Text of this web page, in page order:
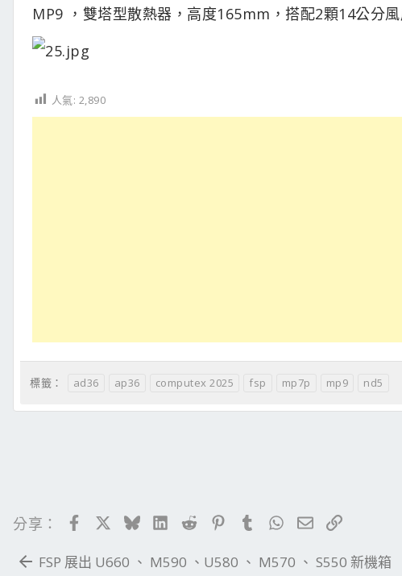
MP9 ，雙塔型散熱器，高度165mm，搭配2顆14公分
人氣: 2,890
標籤： ad36 ap36 computex 2025 fsp mp7p mp9 nd5
分享： FacebookBlueskyLinkedIn
RedditPinterestTumblrWhatsApp
電子郵件
連結
FSP 展出 U660 、 M590 、U580 、 M570 、 S550 新機箱